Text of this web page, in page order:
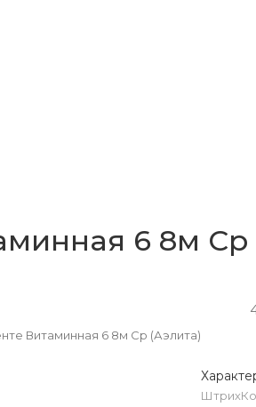
6 8м Ср
Витаминная 6 8м Ср (Аэлита)